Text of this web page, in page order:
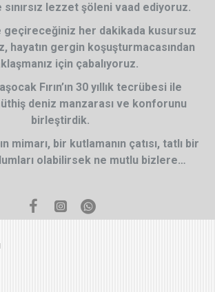
lezzet şöleni vaad ediyoruz.
her dakikada kusursuz
hayatın gergin koşuşturmacasından
için çabalıyoruz.
Fırın’ın 30 yıllık tecrübesi ile
deniz manzarası ve konforunu
birleştirdik.
mimarı, bir kutlamanın çatısı, tatlı bir
olabilirsek ne mutlu bizlere…